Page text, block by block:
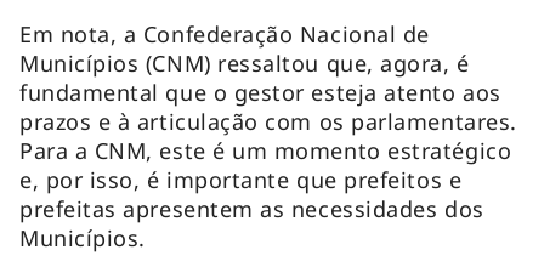
Em nota, a Confederação Nacional de
Municípios (CNM) ressaltou que, agora, é
fundamental que o gestor esteja atento aos
prazos e à articulação com os parlamentares.
Para a CNM, este é um momento estratégico
e, por isso, é importante que prefeitos e
prefeitas apresentem as necessidades dos
Municípios.